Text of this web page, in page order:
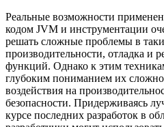
Реальные возможности
кодом JVM и инструментации
решать сложные проблемы в
производительности, отладка и
функций. Однако к этим
глубоким пониманием их
воздействия на
безопасности. Придерживаясь
курсе последних разработок в